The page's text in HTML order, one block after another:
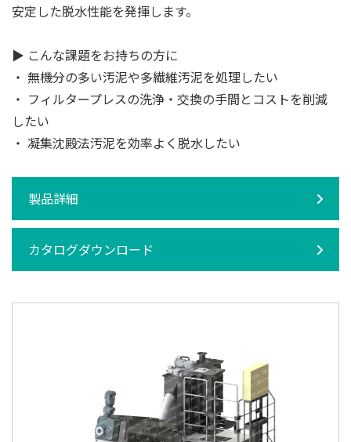
安定した脱水性能を発揮します。
▶ こんな課題をお持ちの方に
・ 無機分の多い汚泥や多繊維汚泥を処理したい
・ フィルタープレスの洗浄・交換の手間とコストを削減
したい
・ 凝集沈殿法汚泥を効率よく脱水したい
製品詳細
カタログダウンロード